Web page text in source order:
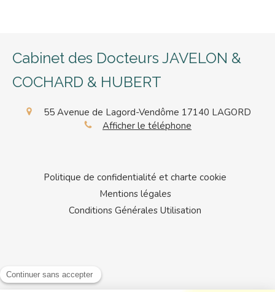
Cabinet des Docteurs JAVELON &
COCHARD & HUBERT
55 Avenue de Lagord-Vendôme 17140 LAGORD
Afficher le téléphone
Politique de confidentialité et charte cookie
Mentions légales
Conditions Générales Utilisation